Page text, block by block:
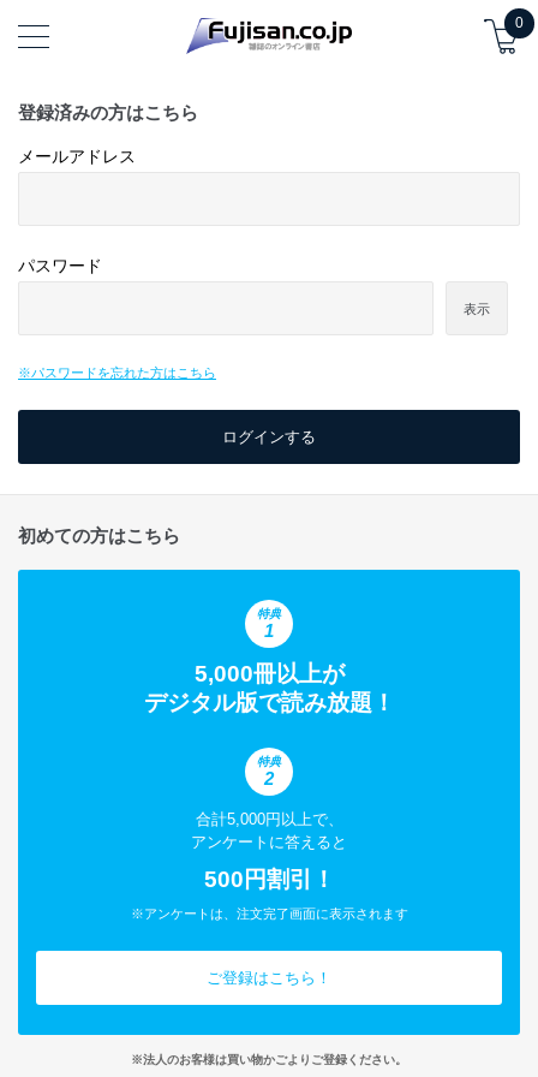
0
登録済みの方はこちら
メールアドレス
パスワード
表示
※パスワードを忘れた方はこちら
初めての方はこちら
特典
1
5,000冊以上が
デジタル版で読み放題！
特典
2
合計5,000円以上で、
アンケートに答えると
500円割引！
※アンケートは、注文完了画面に表示されます
ご登録はこちら！
※法人のお客様は買い物かごよりご登録ください。